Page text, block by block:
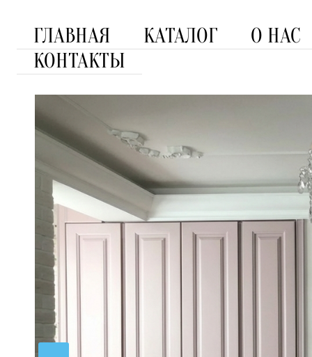
ГЛАВНАЯ КАТАЛОГ
О НАС
КОНТАКТЫ